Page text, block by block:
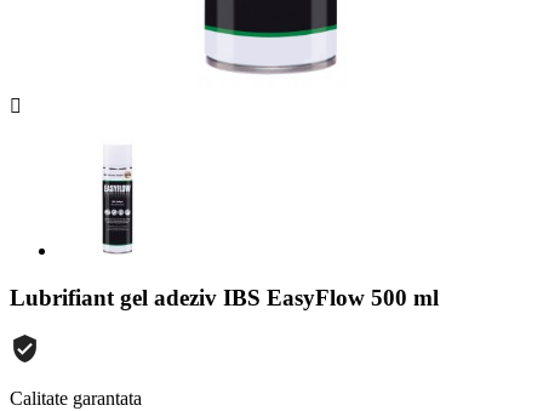

Lubrifiant gel adeziv IBS EasyFlow 500 ml
Calitate garantata